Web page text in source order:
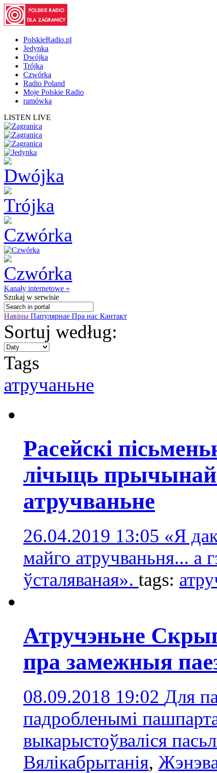
PolskieRadio.pl
Jedynka
Dwójka
Trójka
Czwórka
Radio Poland
Moje Polskie Radio
ramówka
LISTEN LIVE
Kanały internetowe »
Szukaj w serwisie
Навіны Папулярнае Пра нас Кантакт
Sortuj według:
Tags
атручаньнe
Расейскі
лічыць
атручваньне
26.04.2019 13:05 «Я
майго атручваньня... а
ўсталяваная». tags:
Атручэньне
пра замежныя
08.09.2018 19:02 Для
падробленымі
выкарыстоўваліся
Вялікабрытанія,